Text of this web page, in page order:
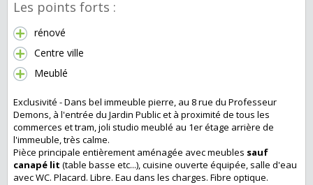
Les points forts :
rénové
Centre ville
Meublé
Exclusivité - Dans bel immeuble pierre, au 8 rue du Professeur
Demons, à l'entrée du Jardin Public et à proximité de tous les
commerces et tram, joli studio meublé au 1er étage arrière de
l'immeuble, très calme.
Pièce principale entièrement aménagée avec meubles sauf
canapé lit (table basse etc...), cuisine ouverte équipée, salle d'eau
avec WC. Placard. Libre. Eau dans les charges. Fibre optique.